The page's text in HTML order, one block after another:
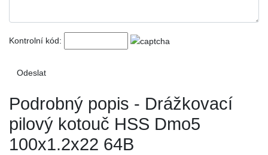
Kontrolní kód:
Podrobný popis - Drážkovací
pilový kotouč HSS Dmo5
100x1.2x22 64B